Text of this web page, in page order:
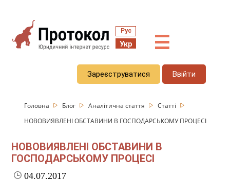
Рус
Укр ☰
Зареєструватися Ввійти
Головна Блог Аналітична стаття
Статті
НОВОВИЯВЛЕНІ ОБСТАВИНИ В ГОСПОДАРСЬКОМУ ПРОЦЕСІ
НОВОВИЯВЛЕНІ ОБСТАВИНИ В
ГОСПОДАРСЬКОМУ ПРОЦЕСІ
04.07.2017